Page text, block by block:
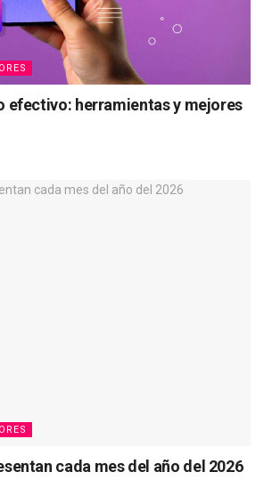
efectivo: herramientas y mejores
cada mes del año del 2026